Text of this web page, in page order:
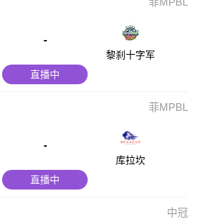
-
黎刹十字军
直播中
菲MPBL
-
库拉坎
直播中
中冠